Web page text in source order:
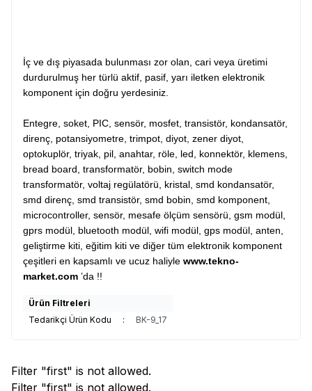
İç ve dış piyasada bulunması zor olan, cari veya üretimi
durdurulmuş her türlü aktif, pasif, yarı iletken elektronik
komponent için doğru yerdesiniz.
Entegre, soket, PIC, sensör, mosfet, transistör, kondansatör,
direnç, potansiyometre, trimpot, diyot, zener diyot,
optokuplör, triyak, pil, anahtar, röle, led, konnektör, klemens,
bread board, transformatör, bobin, switch mode
transformatör, voltaj regülatörü, kristal, smd kondansatör,
smd direnç, smd transistör, smd bobin, smd komponent,
microcontroller, sensör, mesafe ölçüm sensörü, gsm modül,
gprs modül, bluetooth modül, wifi modül, gps modül, anten,
geliştirme kiti, eğitim kiti ve diğer tüm elektronik komponent
çeşitleri en kapsamlı ve ucuz haliyle www.tekno-
market.com ’da !!
Ürün Filtreleri
Tedarikçi Ürün Kodu
: BK-9_17
Filter "first" is not allowed.
Filter "first" is not allowed.